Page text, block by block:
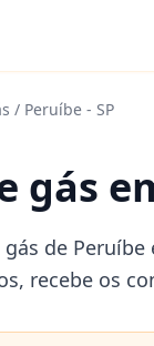
/ Peruíbe - SP
gás
gás de
recebe os